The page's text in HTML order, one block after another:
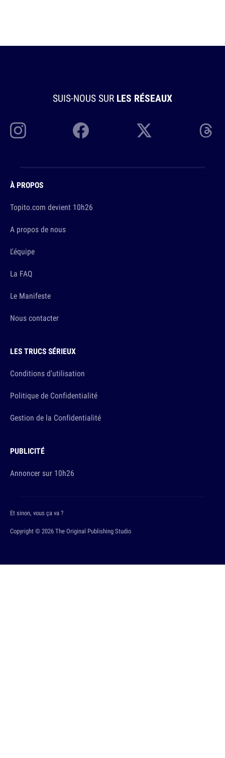
SUIS-NOUS SUR LES RÉSEAUX
À PROPOS
Topito.com devient 10h26
A propos de nous
L'équipe
La FAQ
Le Manifeste
Nous contacter
LES TRUCS SÉRIEUX
Conditions d'utilisation
Politique de Confidentialité
Gestion de la Confidentialité
PUBLICITÉ
Annoncer sur 10h26
Copyright © 2026 The Original Publishing Studio
Et sinon, vous ça va ?